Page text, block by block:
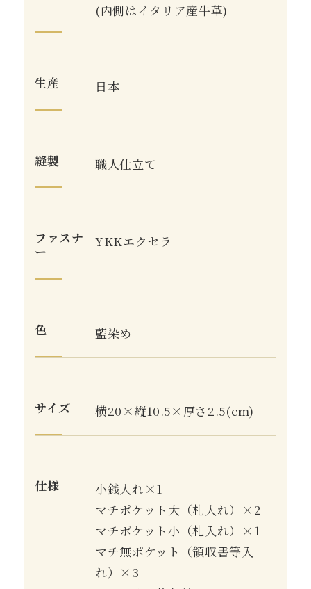
(内側はイタリア産牛革)
生産 日本
縫製 職人仕立て
ファスナ
ー
YKKエクセラ
色 藍染め
サイズ 横20×縦10.5×厚さ2.5(cm)
仕様
小銭入れ×1
マチポケット大（札入れ）×2
マチポケット小（札入れ）×1
マチ無ポケット（領収書等入
れ）×3